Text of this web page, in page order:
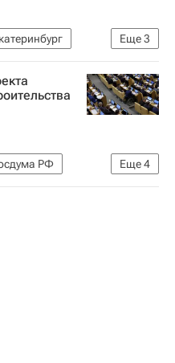
Еще3
Еще4
РФ
Жилье